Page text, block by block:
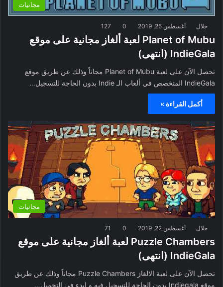
مجانيات
جلال أغسطس 25, 2019 0
127
Planet of Mubu لعبة ألغاز مجانية على موقع
IndieGala (انتهى)
تحصل الآن على لعبة Planet of Mubu مجاناً وذلك عن طريق موقع
IndieGala المتخصص في ألعاب الـ Indie بدون الحاجة للتسجيل…
أكمل القراءة »
مجانيات
جلال أغسطس 22, 2019 0
71
Puzzle Chambers لعبة ألغاز مجانية على موقع
IndieGala (انتهى)
تحصل الآن على لعبة الالغاز Puzzle Chambers مجاناً وذلك عن طريق
موقع Indiegala بدون الحاجة للتسجيل فيه و ابدء في التحميل…